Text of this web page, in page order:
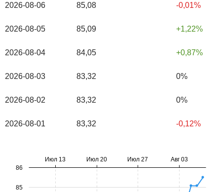
2026-08-06 85,08 -0,01%
2026-08-05 85,09 1,22%
2026-08-04 84,05 0,87%
2026-08-03 83,32 0%
2026-08-02 83,32 0%
2026-08-01 83,32 -0,12%
Июл 13 Июл 20 Июл 27 Авг 03
85
86